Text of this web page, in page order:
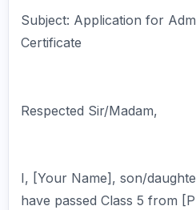
Subject: Application for
Certificate
Respected Sir/Madam,
I, [Your Name], son/
have passed Class 5 from